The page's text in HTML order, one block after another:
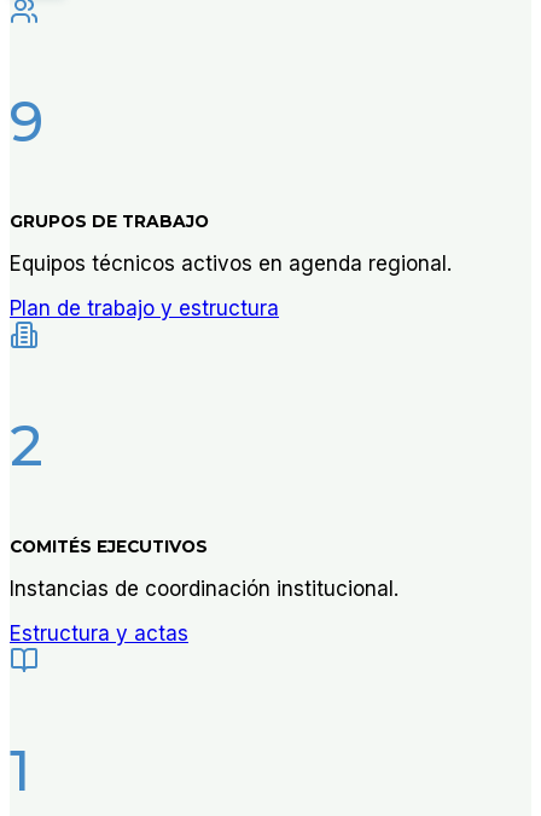
9
GRUPOS DE TRABAJO
Equipos técnicos activos en agenda regional.
Plan de trabajo y estructura
2
COMITÉS EJECUTIVOS
Instancias de coordinación institucional.
Estructura y actas
1